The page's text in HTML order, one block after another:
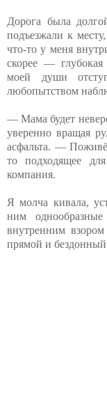
Дорога была
подъезжали к
что-то у меня
скорее — глубокая
моей души
любопытством
— Мама будет
уверенно вращая
асфальта. —
то подходящее
компания.
Я молча кивала,
ним
внутренним
прямой и бездонный